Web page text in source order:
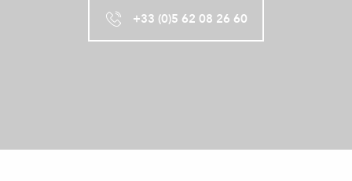
+33 (0)5 62 08 26 60